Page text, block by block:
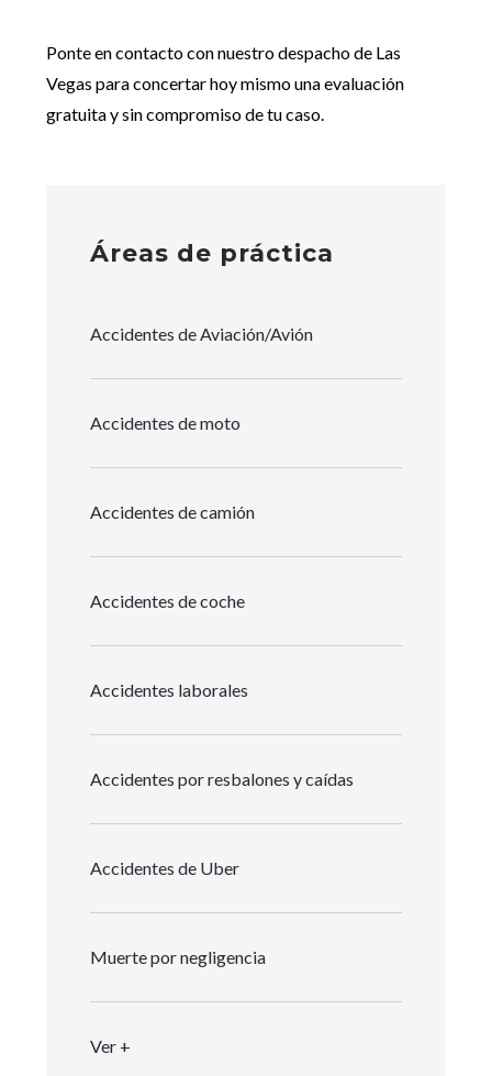
Ponte en contacto con nuestro despacho de Las
Vegas para concertar hoy mismo una evaluación
gratuita y sin compromiso de tu caso.
Áreas de práctica
Accidentes de Aviación/Avión
Accidentes de moto
Accidentes de camión
Accidentes de coche
Accidentes laborales
Accidentes por resbalones y caídas
Accidentes de Uber
Muerte por negligencia
Ver +